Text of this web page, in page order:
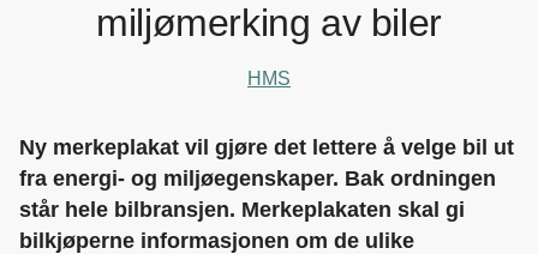
miljømerking av biler
HMS
Ny merkeplakat vil gjøre det lettere å velge bil ut
fra energi- og miljøegenskaper. Bak ordningen
står hele bilbransjen. Merkeplakaten skal gi
bilkjøperne informasjonen om de ulike